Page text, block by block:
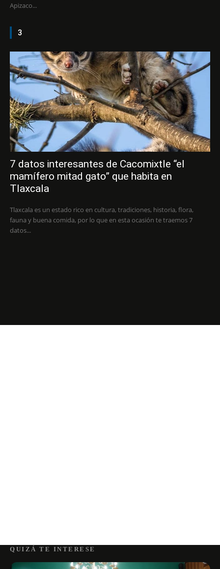
Apizaco...
3
7 datos interesantes de Cacomixtle “el
mamífero mitad gato” que habita en
Tlaxcala
Tlaxcala es un estado rico en cultura, tradiciones, historia, flora,
fauna y buena comida, por lo que en esta ocasión te traemos 7
datos...
QUIZÁ TE INTERESE